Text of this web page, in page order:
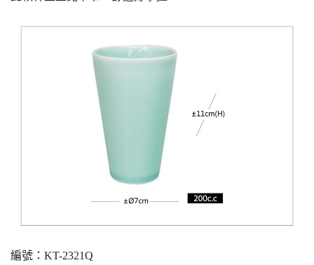
編號：KT-2321Q